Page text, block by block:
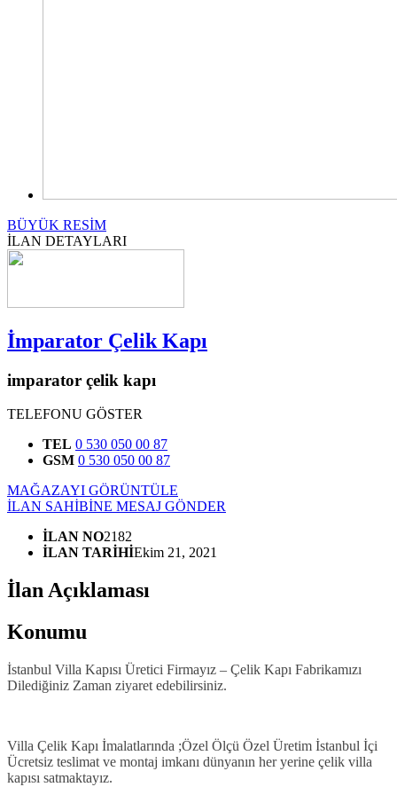
BÜYÜK RESİM
İLAN DETAYLARI
İmparator Çelik Kapı
imparator çelik kapı
TELEFONU GÖSTER
TEL 0 530 050 00 87
GSM 0 530 050 00 87
MAĞAZAYI GÖRÜNTÜLE
İLAN SAHİBİNE MESAJ GÖNDER
İLAN NO2182
İLAN TARİHİEkim 21, 2021
İlan Açıklaması
Konumu
İstanbul Villa Kapısı Üretici Firmayız – Çelik Kapı Fabrikamızı
Dilediğiniz Zaman ziyaret edebilirsiniz.
Villa Çelik Kapı İmalatlarında ;Özel Ölçü Özel Üretim İstanbul İçi
Ücretsiz teslimat ve montaj imkanı dünyanın her yerine çelik villa
kapısı satmaktayız.